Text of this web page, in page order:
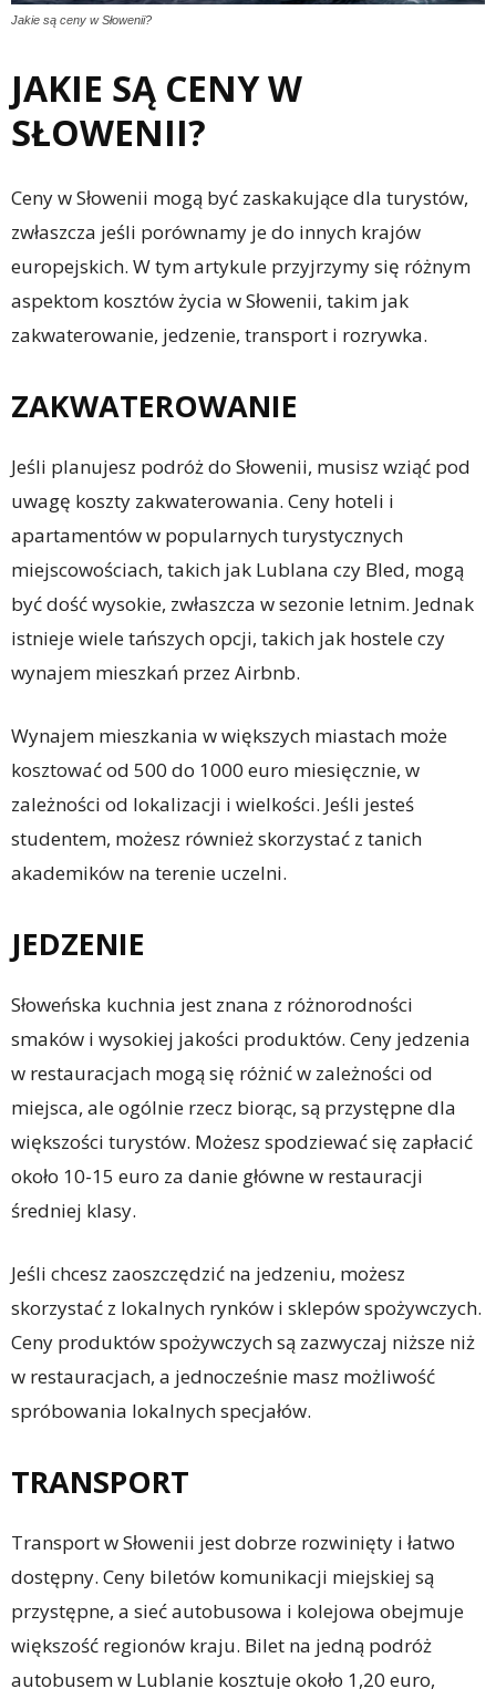
Jakie są ceny w Słowenii?
JAKIE SĄ CENY W
SŁOWENII?
Ceny w Słowenii mogą być zaskakujące dla turystów,
zwłaszcza jeśli porównamy je do innych krajów
europejskich. W tym artykule przyjrzymy się różnym
aspektom kosztów życia w Słowenii, takim jak
zakwaterowanie, jedzenie, transport i rozrywka.
ZAKWATEROWANIE
Jeśli planujesz podróż do Słowenii, musisz wziąć pod
uwagę koszty zakwaterowania. Ceny hoteli i
apartamentów w popularnych turystycznych
miejscowościach, takich jak Lublana czy Bled, mogą
być dość wysokie, zwłaszcza w sezonie letnim. Jednak
istnieje wiele tańszych opcji, takich jak hostele czy
wynajem mieszkań przez Airbnb.
Wynajem mieszkania w większych miastach może
kosztować od 500 do 1000 euro miesięcznie, w
zależności od lokalizacji i wielkości. Jeśli jesteś
studentem, możesz również skorzystać z tanich
akademików na terenie uczelni.
JEDZENIE
Słoweńska kuchnia jest znana z różnorodności
smaków i wysokiej jakości produktów. Ceny jedzenia
w restauracjach mogą się różnić w zależności od
miejsca, ale ogólnie rzecz biorąc, są przystępne dla
większości turystów. Możesz spodziewać się zapłacić
około 10-15 euro za danie główne w restauracji
średniej klasy.
Jeśli chcesz zaoszczędzić na jedzeniu, możesz
skorzystać z lokalnych rynków i sklepów spożywczych.
Ceny produktów spożywczych są zazwyczaj niższe niż
w restauracjach, a jednocześnie masz możliwość
spróbowania lokalnych specjałów.
TRANSPORT
Transport w Słowenii jest dobrze rozwinięty i łatwo
dostępny. Ceny biletów komunikacji miejskiej są
przystępne, a sieć autobusowa i kolejowa obejmuje
większość regionów kraju. Bilet na jedną podróż
autobusem w Lublanie kosztuje około 1,20 euro,